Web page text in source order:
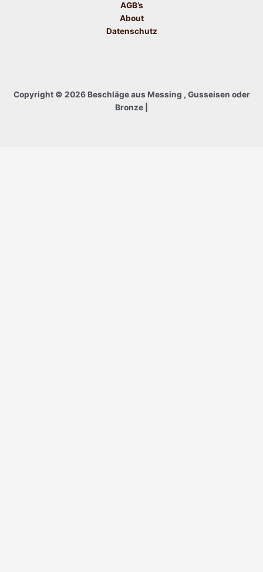
AGB’s
About
Datenschutz
Copyright © 2026 Beschläge aus Messing , Gusseisen oder
Bronze |